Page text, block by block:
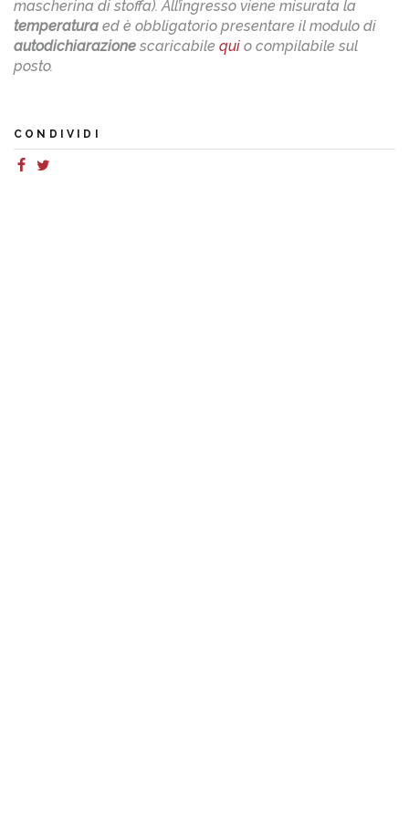
mascherina di stoffa). All’ingresso viene misurata la
temperatura ed è obbligatorio presentare il modulo di
autodichiarazione scaricabile qui o compilabile sul
posto.
CONDIVIDI